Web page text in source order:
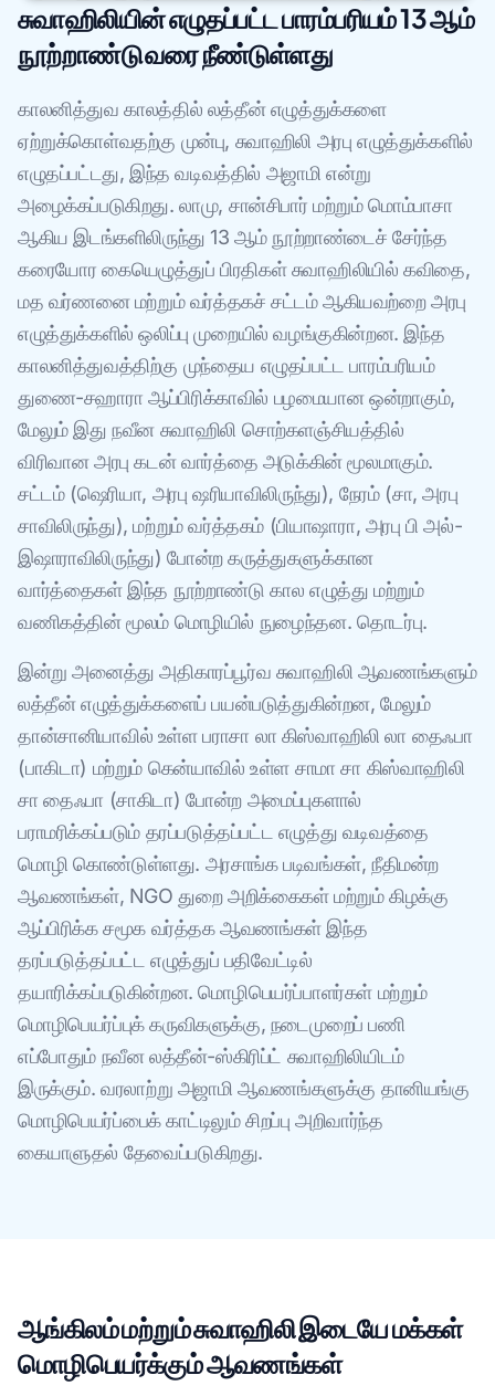
சுவாஹிலியின் எழுதப்பட்ட பாரம்பரியம் 13 ஆம்
நூற்றாண்டு வரை நீண்டுள்ளது
காலனித்துவ காலத்தில் லத்தீன் எழுத்துக்களை
ஏற்றுக்கொள்வதற்கு முன்பு, சுவாஹிலி அரபு எழுத்துக்களில்
எழுதப்பட்டது, இந்த வடிவத்தில் அஜாமி என்று
அழைக்கப்படுகிறது. லாமு, சான்சிபார் மற்றும் மொம்பாசா
ஆகிய இடங்களிலிருந்து 13 ஆம் நூற்றாண்டைச் சேர்ந்த
கரையோர கையெழுத்துப் பிரதிகள் சுவாஹிலியில் கவிதை,
மத வர்ணனை மற்றும் வர்த்தகச் சட்டம் ஆகியவற்றை அரபு
எழுத்துக்களில் ஒலிப்பு முறையில் வழங்குகின்றன. இந்த
காலனித்துவத்திற்கு முந்தைய எழுதப்பட்ட பாரம்பரியம்
துணை-சஹாரா ஆப்பிரிக்காவில் பழமையான ஒன்றாகும்,
மேலும் இது நவீன சுவாஹிலி சொற்களஞ்சியத்தில்
விரிவான அரபு கடன் வார்த்தை அடுக்கின் மூலமாகும்.
சட்டம் (ஷெரியா, அரபு ஷரியாவிலிருந்து), நேரம் (சா, அரபு
சாவிலிருந்து), மற்றும் வர்த்தகம் (பியாஷாரா, அரபு பி அல்-
இஷாராவிலிருந்து) போன்ற கருத்துகளுக்கான
வார்த்தைகள் இந்த நூற்றாண்டு கால எழுத்து மற்றும்
வணிகத்தின் மூலம் மொழியில் நுழைந்தன. தொடர்பு.
இன்று அனைத்து அதிகாரப்பூர்வ சுவாஹிலி ஆவணங்களும்
லத்தீன் எழுத்துக்களைப் பயன்படுத்துகின்றன, மேலும்
தான்சானியாவில் உள்ள பராசா லா கிஸ்வாஹிலி லா தைஃபா
(பாகிடா) மற்றும் கென்யாவில் உள்ள சாமா சா கிஸ்வாஹிலி
சா தைஃபா (சாகிடா) போன்ற அமைப்புகளால்
பராமரிக்கப்படும் தரப்படுத்தப்பட்ட எழுத்து வடிவத்தை
மொழி கொண்டுள்ளது. அரசாங்க படிவங்கள், நீதிமன்ற
ஆவணங்கள், NGO துறை அறிக்கைகள் மற்றும் கிழக்கு
ஆப்பிரிக்க சமூக வர்த்தக ஆவணங்கள் இந்த
தரப்படுத்தப்பட்ட எழுத்துப் பதிவேட்டில்
தயாரிக்கப்படுகின்றன. மொழிபெயர்ப்பாளர்கள் மற்றும்
மொழிபெயர்ப்புக் கருவிகளுக்கு, நடைமுறைப் பணி
எப்போதும் நவீன லத்தீன்-ஸ்கிரிப்ட் சுவாஹிலியிடம்
இருக்கும். வரலாற்று அஜாமி ஆவணங்களுக்கு தானியங்கு
மொழிபெயர்ப்பைக் காட்டிலும் சிறப்பு அறிவார்ந்த
கையாளுதல் தேவைப்படுகிறது.
ஆங்கிலம் மற்றும் சுவாஹிலி இடையே மக்கள்
மொழிபெயர்க்கும் ஆவணங்கள்